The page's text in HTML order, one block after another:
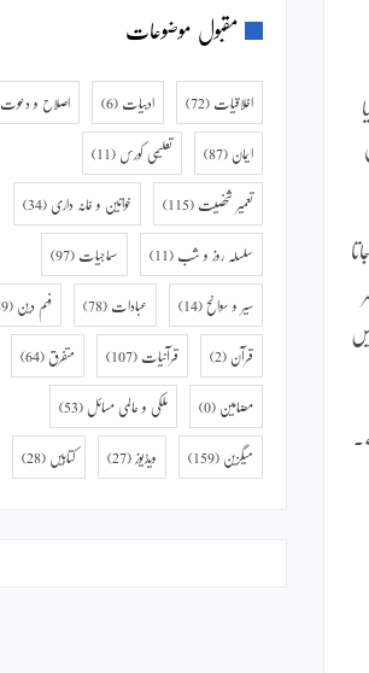
مقبول موضوعات
اخلاقیات (72) ادبیات (6) اصلاح و دعوت
ایمان (87) تعلیمی کورس (11)
تعمیر شخصیت (115) خواتین و خانہ داری (34)
سلسلہ روز و شب (11) سماجیات (97)
سیر و سوانح(14) عبادات (78) فہم دین (189)
قرآن (2) قرآنیات (107) متفرق (64)
مضامین (0) ملکی و عالمی مسائل (53)
میگزین (159) ویڈیوز (27) کتابیں (28)